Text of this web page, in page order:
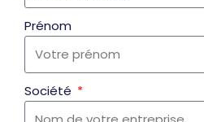
Prénom
Société